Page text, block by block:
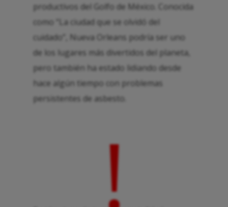
productivos del Golfo de México. Conocida
como “La ciudad que se olvidó del
cuidado”, Nueva Orleans podría ser uno
de los lugares más divertidos del planeta,
pero también ha estado lidiando desde
hace algún tiempo con problemas
persistentes de asbesto.
!